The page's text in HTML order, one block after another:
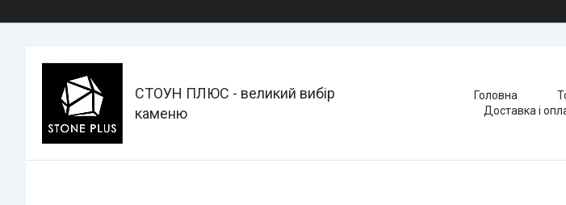
СТОУН ПЛЮС - великий вибір
каменю
Головна
Доставка і